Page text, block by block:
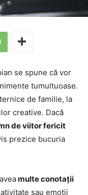
se spune că vor
tumultuoase.
de familie, la
creative. Dacă
de viitor fericit
prezice bucuria
multe conotații
sau emoții